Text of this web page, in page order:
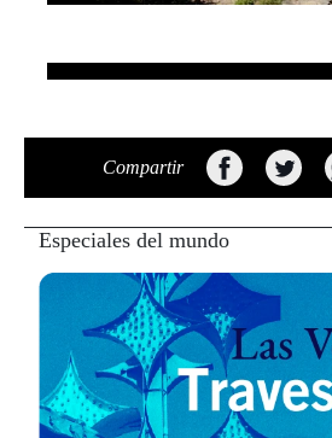
Compartir
Especiales del mundo